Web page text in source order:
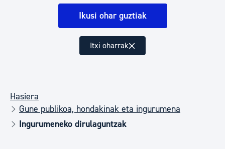
Ikusi ohar guztiak
Itxi oharrak
Hasiera
Gune publikoa, hondakinak eta ingurumena
Ingurumeneko dirulaguntzak